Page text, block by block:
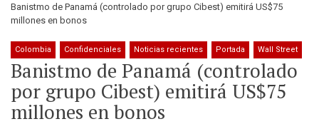
Banistmo de Panamá (controlado por grupo Cibest) emitirá US$75
millones en bonos
Colombia Confidenciales Noticias recientes Portada Wall Street
Banistmo de Panamá (controlado
por grupo Cibest) emitirá US$75
millones en bonos